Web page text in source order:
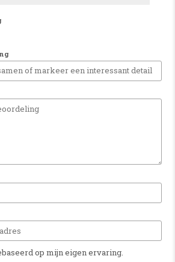
op mijn eigen ervaring.